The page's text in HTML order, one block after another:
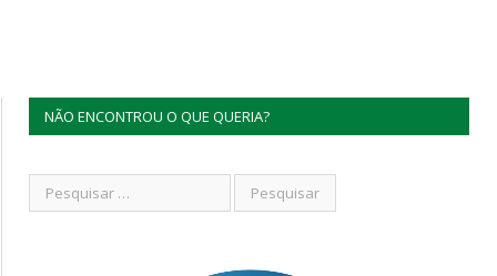
NÃO ENCONTROU O QUE QUERIA?